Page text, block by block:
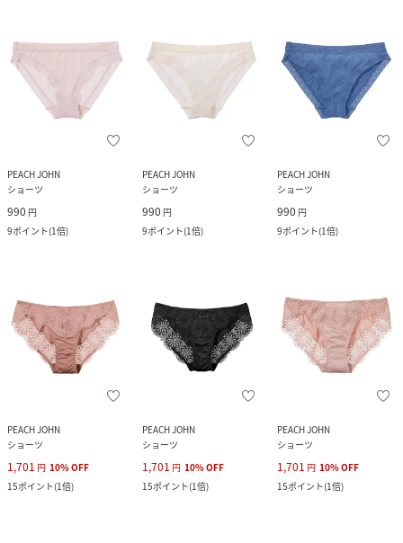
PEACH JOHN
ショーツ
990 円
9ポイント(1倍)
PEACH JOHN
ショーツ
990 円
9ポイント(1倍)
PEACH JOHN
ショーツ
990 円
9ポイント(1倍)
PEACH JOHN
ショーツ
1,701 円 10%OFF
15ポイント(1倍)
PEACH JOHN
ショーツ
1,701 円 10%OFF
15ポイント(1倍)
PEACH JOHN
ショーツ
1,701 円 10%OFF
15ポイント(1倍)